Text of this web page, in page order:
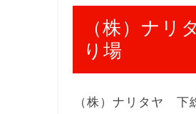
（株）ナ
り場
（株）ナリタヤ 下